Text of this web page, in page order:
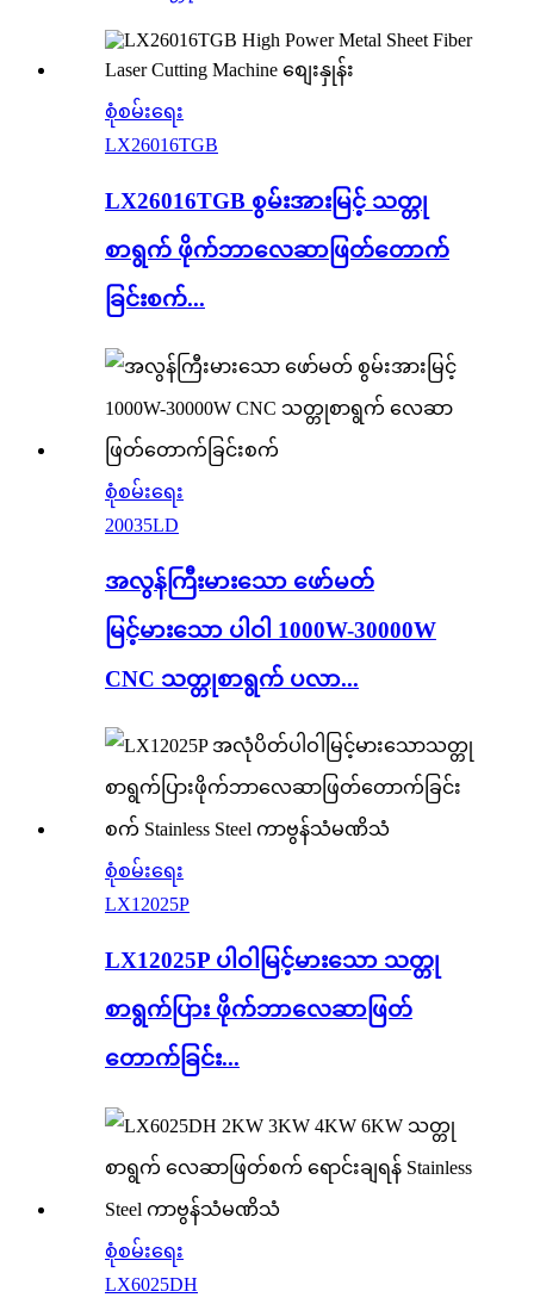
စုံစမ်းရေး
LX26016TGB
LX26016TGB စွမ်းအားမြင့် သတ္တု
စာရွက် ဖိုက်ဘာလေဆာဖြတ်တောက်
ခြင်းစက်...
စုံစမ်းရေး
20035LD
အလွန်ကြီးမားသော ဖော်မတ်
မြင့်မားသော ပါဝါ 1000W-30000W
CNC သတ္တုစာရွက် ပလာ...
စုံစမ်းရေး
LX12025P
LX12025P ပါဝါမြင့်မားသော သတ္တု
စာရွက်ပြား ဖိုက်ဘာလေဆာဖြတ်
တောက်ခြင်း...
စုံစမ်းရေး
LX6025DH